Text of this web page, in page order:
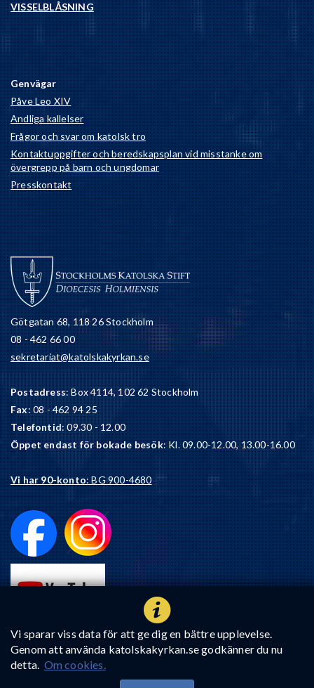
Vi sparar viss data för att ge dig en bättre upplevelse.
Genom att använda katolskakyrkan.se godkänner du nu
detta. Om cookies.
VISSELBLÅSNING
Genvägar
Påve Leo XIV
Andliga kallelser
Frågor och svar om katolsk tro
Kontaktuppgifter och beredskapsplan vid misstanke om
övergrepp på barn och ungdomar
Presskontakt
Götgatan 68, 118 26 Stockholm
08 - 462 66 00
sekretariat@katolskakyrkan.se
Postadress: Box 4114, 102 62 Stockholm
Fax: 08 - 462 94 25
Telefontid: 09.30 - 12.00
Öppet endast för bokade besök: Kl. 09.00-12.00, 13.00-16.00
Vi har 90-konto: BG 900-4680